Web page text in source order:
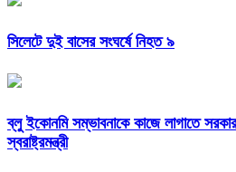
সিলেটে দুই বাসের সংঘর্ষে নিহত ৯
ব্লু ইকোনমি সম্ভাবনাকে কাজে লাগাতে সরকার
স্বরাষ্ট্রমন্ত্রী